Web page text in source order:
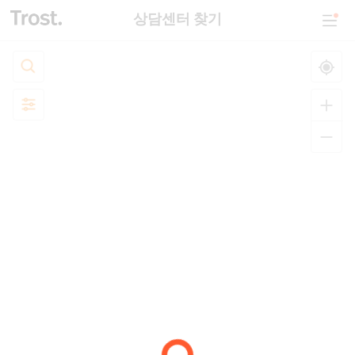
상담센터 찾기